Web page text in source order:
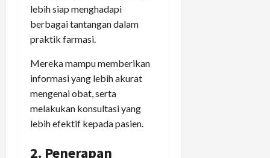
lebih siap menghadapi
berbagai tantangan dalam
praktik farmasi.
Mereka mampu memberikan
informasi yang lebih akurat
mengenai obat, serta
melakukan konsultasi yang
lebih efektif kepada pasien.
2. Penerapan